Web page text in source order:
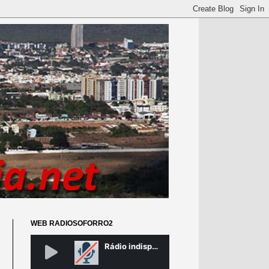
WEB RADIOSOFORRO2